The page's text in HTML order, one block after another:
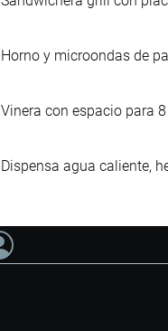
Horno y microondas de
Vinera con espacio para
Dispensa agua caliente,